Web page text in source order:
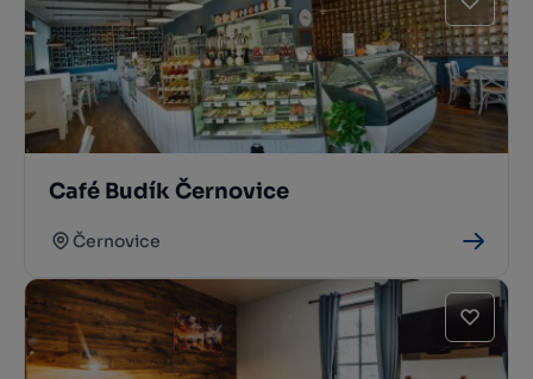
Café Budík Černovice
Černovice